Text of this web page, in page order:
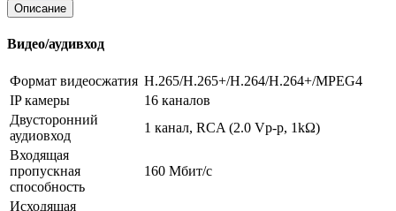
Описание
Видео/аудивход
Формат видеосжатия H.265/H.265+/H.264/H.264+/MPEG4
IP камеры
16 каналов
Двусторонний
аудиовход
1 канал, RCA (2.0 Vp-p, 1kΩ)
Входящая
пропускная
способность
160 Мбит/с
Исходящая